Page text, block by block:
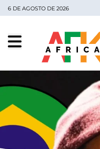
6 DE AGOSTO DE 2026